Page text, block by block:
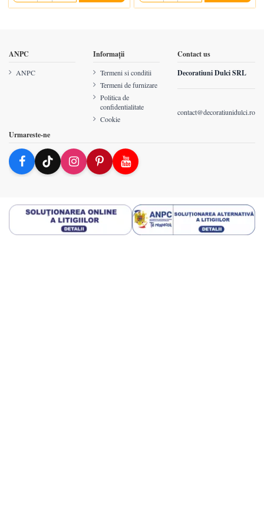
ANPC
ANPC
Informații
Termeni si conditii
Termeni de furnizare
Politica de
confidentialitate
Cookie
Contact us
Decoratiuni Dulci SRL
contact@decoratiunidulci.ro
Urmareste-ne